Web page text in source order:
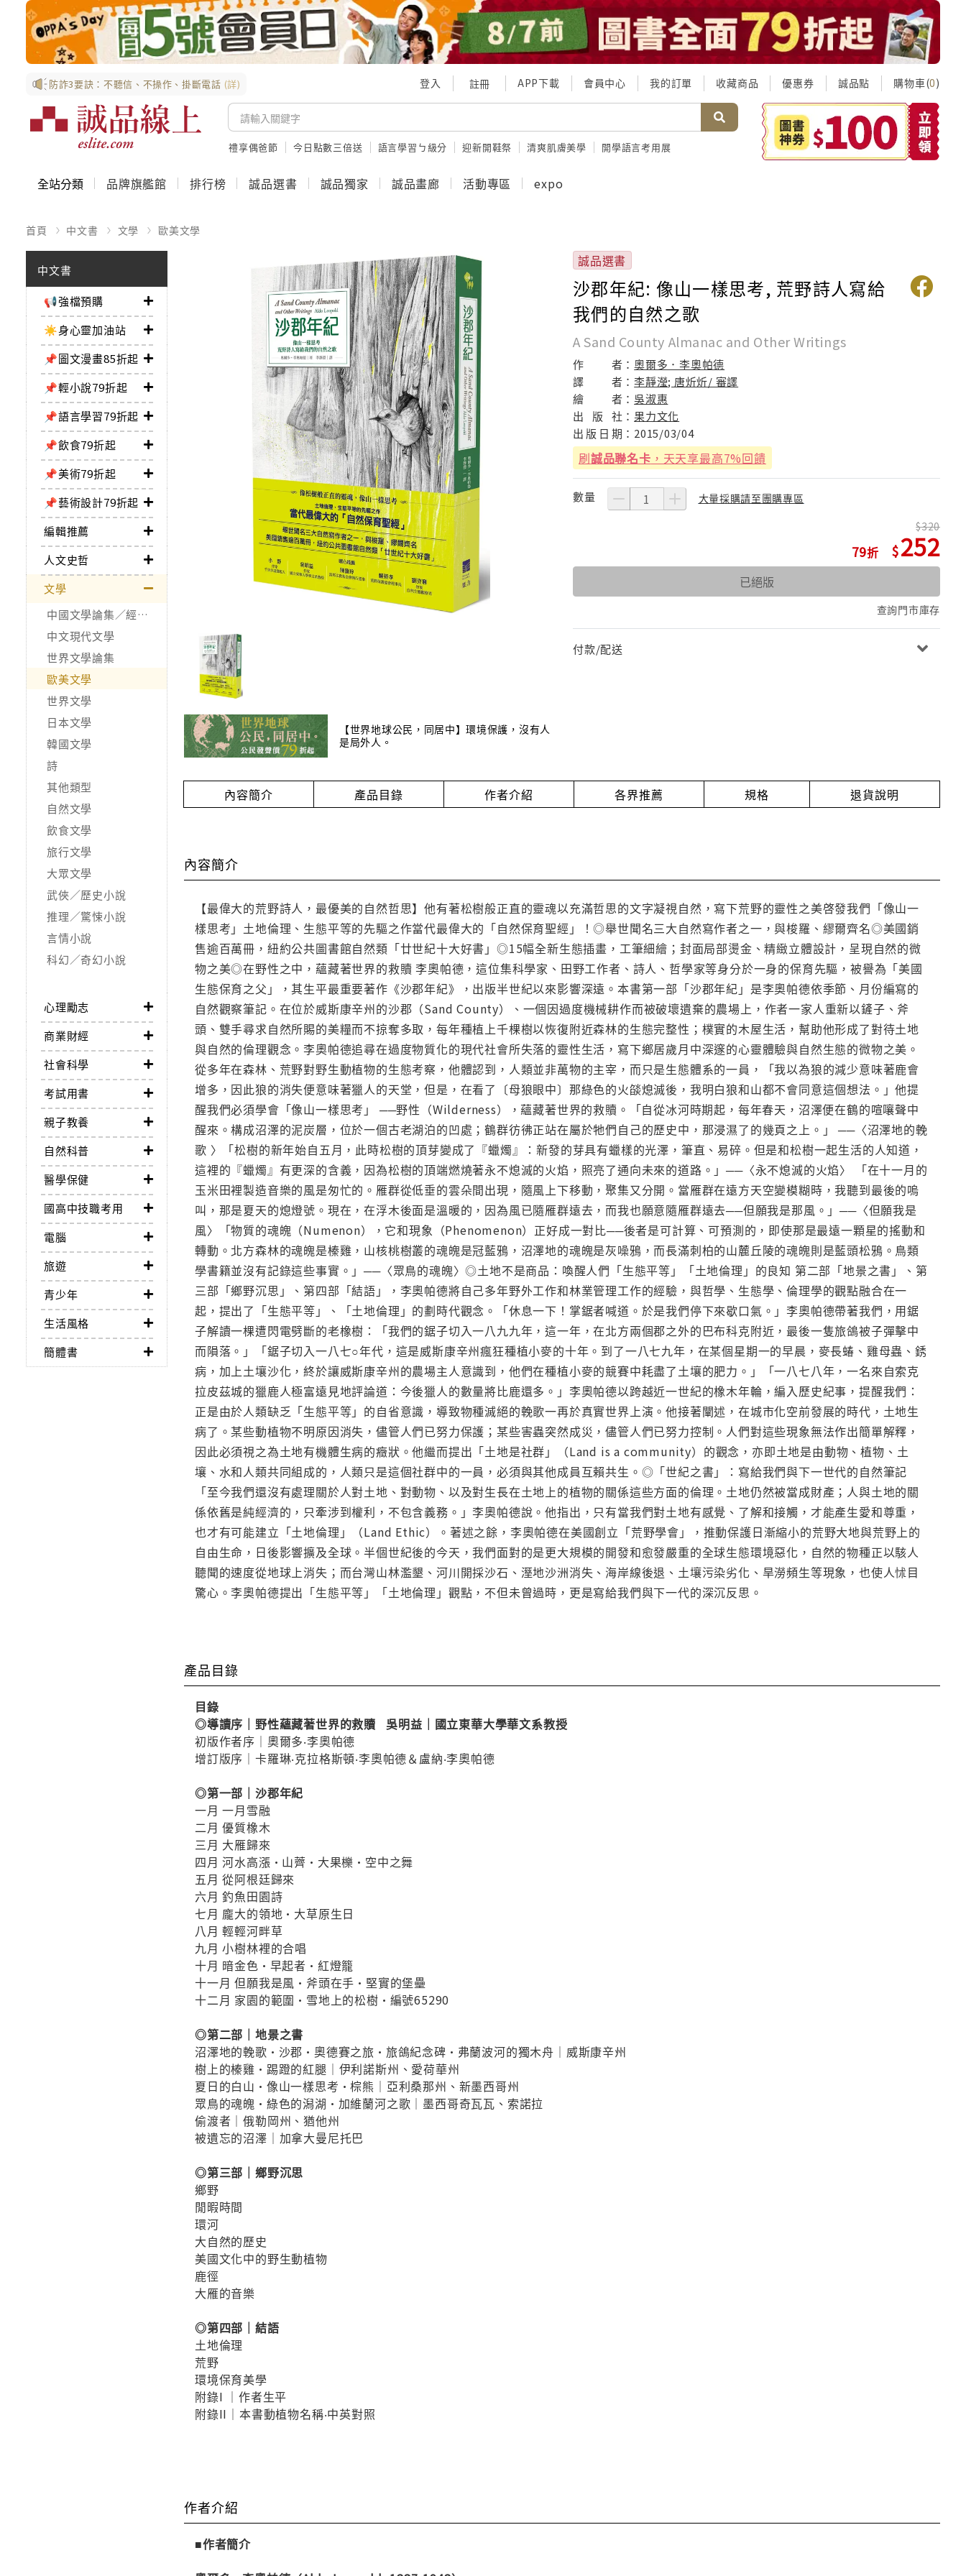
防詐3要訣：不聽信、不操作、掛斷電話 (詳) 登入 註冊 APP下載 會員中心 我的訂單 收藏商品 優惠券 誠品點 購物車(0)
禮享偶爸節 今日點數三倍送 語言學習ㄅ級分 迎新開鞋祭 清爽肌膚美學 開學語言考用展
全站分類 品牌旗艦館 排行榜 誠品選書 誠品獨家 誠品畫廊 活動專區 expo
首頁 中文書 文學 歐美文學
中文書
📢強檔預購
☀️身心靈加油站
📌圖文漫畫85折起
📌輕小說79折起
📌語言學習79折起
📌飲食79折起
📌美術79折起
📌藝術設計79折起
編輯推薦
人文史哲
文學
中國文學論集／經典作品
中文現代文學
世界文學論集
歐美文學
世界文學
日本文學
韓國文學
詩
其他類型
自然文學
飲食文學
旅行文學
大眾文學
武俠／歷史小說
推理／驚悚小說
言情小說
科幻／奇幻小說
心理勵志
商業財經
社會科學
考試用書
親子教養
自然科普
醫學保健
國高中技職考用
電腦
旅遊
青少年
生活風格
簡體書
【世界地球公民，同居中】環境保護，沒有人
是局外人。
誠品選書
沙郡年紀: 像山一樣思考, 荒野詩人寫給
我們的自然之歌
A Sand County Almanac and Other Writings
作 者：奧爾多．李奧帕德
譯
者：李靜瀅; 唐炘炘/ 審譯
繪
者：吳淑惠
出
版 社： 果力文化
出 版 日 期： 2015/03/04
刷誠品聯名卡 ，天天享最高7%回饋
數量 大量採購請至團購專區
79
320
252
已絕版
查詢門市庫存
付款/配送
內容簡介 產品目錄 作者介紹 各界推薦 規格 退貨說明
內容簡介
【最偉大的荒野詩人，最優美的自然哲思】他有著松樹般正直的靈魂以充滿哲思的文字凝視自然，寫下荒野的靈性之美啓發我們「像山一
樣思考」土地倫理、生態平等的先驅之作當代最偉大的「自然保育聖經」！◎舉世聞名三大自然寫作者之一，與梭羅、繆爾齊名◎美國銷
售逾百萬冊，紐約公共圖書館自然類「廿世紀十大好書」◎15幅全新生態插畫，工筆細繪；封面局部燙金、精緻立體設計，呈現自然的微
物之美◎在野性之中，蘊藏著世界的救贖 李奧帕德，這位集科學家、田野工作者、詩人、哲學家等身分於一身的保育先驅，被譽為「美國
生態保育之父」，其生平最重要著作《沙郡年紀》，出版半世紀以來影響深遠。本書第一部「沙郡年紀」是李奧帕德依季節、月份編寫的
自然觀察筆記。在位於威斯康辛州的沙郡（Sand County）、一個因過度機械耕作而被破壞遺棄的農場上，作者一家人重新以鏟子、斧
頭、雙手尋求自然所賜的美糧而不掠奪多取，每年種植上千棵樹以恢復附近森林的生態完整性；樸實的木屋生活，幫助他形成了對待土地
與自然的倫理觀念。李奧帕德追尋在過度物質化的現代社會所失落的靈性生活，寫下鄉居歲月中深邃的心靈體驗與自然生態的微物之美。
從多年在森林、荒野對野生動植物的生態考察，他體認到，人類並非萬物的主宰，而只是生態體系的一員，「我以為狼的減少意味著鹿會
增多，因此狼的消失便意味著獵人的天堂，但是，在看了〔母狼眼中〕那綠色的火燄熄滅後，我明白狼和山都不會同意這個想法。」他提
醒我們必須學會「像山一樣思考」 ──野性（Wilderness），蘊藏著世界的救贖。「自從冰河時期起，每年春天，沼澤便在鶴的喧嚷聲中
醒來。構成沼澤的泥炭層，位於一個古老湖泊的凹處；鶴群彷彿正站在屬於牠們自己的歷史中，那浸濕了的幾頁之上。」 ──〈沼澤地的輓
歌 〉「松樹的新年始自五月，此時松樹的頂芽變成了『蠟燭』：新發的芽具有蠟樣的光澤，筆直、易碎。但是和松樹一起生活的人知道，
這裡的『蠟燭』有更深的含義，因為松樹的頂端燃燒著永不熄滅的火焰，照亮了通向未來的道路。」──〈永不熄滅的火焰〉 「在十一月的
玉米田裡製造音樂的風是匆忙的。雁群從低垂的雲朵間出現，隨風上下移動，聚集又分開。當雁群在遠方天空變模糊時，我聽到最後的嗚
叫，那是夏天的熄燈號。現在，在浮木後面是溫暖的，因為風已隨雁群遠去，而我也願意隨雁群遠去──但願我是那風。」──〈但願我是
風〉「物質的魂魄（Numenon），它和現象（Phenomenon）正好成一對比──後者是可計算、可預測的，即使那是最遠一顆星的搖動和
轉動。北方森林的魂魄是榛雞，山核桃樹叢的魂魄是冠藍鴉，沼澤地的魂魄是灰噪鴉，而長滿刺柏的山麓丘陵的魂魄則是藍頭松鴉。鳥類
學書籍並沒有記錄這些事實。」──〈眾鳥的魂魄〉◎土地不是商品：喚醒人們「生態平等」「土地倫理」的良知 第二部「地景之書」、第
三部「鄉野沉思」、第四部「結語」，李奧帕德將自己多年野外工作和林業管理工作的經驗，與哲學、生態學、倫理學的觀點融合在一
起，提出了「生態平等」、「土地倫理」的劃時代觀念。「休息一下！掌鋸者喊道。於是我們停下來歇口氣。」李奧帕德帶著我們，用鋸
子解讀一棵遭閃電劈斷的老橡樹：「我們的鋸子切入一八九九年，這一年，在北方兩個郡之外的巴布科克附近，最後一隻旅鴿被子彈擊中
而隕落。」「鋸子切入一八七○年代，這是威斯康辛州瘋狂種植小麥的十年。到了一八七九年，在某個星期一的早晨，麥長蝽、雞母蟲、銹
病，加上土壤沙化，終於讓威斯康辛州的農場主人意識到，他們在種植小麥的競賽中耗盡了土壤的肥力。」「一八七八年，一名來自索克
拉皮茲城的獵鹿人極富遠見地評論道：今後獵人的數量將比鹿還多。」李奧帕德以跨越近一世紀的橡木年輪，編入歷史紀事，提醒我們：
正是由於人類缺乏「生態平等」的自省意識，導致物種滅絕的輓歌一再於真實世界上演。他接著闡述，在城市化空前發展的時代，土地生
病了。某些動植物不明原因消失，儘管人們已努力保護；某些害蟲突然成災，儘管人們已努力控制。人們對這些現象無法作出簡單解釋，
因此必須視之為土地有機體生病的癥狀。他繼而提出「土地是社群」（Land is a community）的觀念，亦即土地是由動物、植物、土
壤、水和人類共同組成的，人類只是這個社群中的一員，必須與其他成員互賴共生。◎「世紀之書」：寫給我們與下一世代的自然筆記
「至今我們還沒有處理關於人對土地、對動物、以及對生長在土地上的植物的關係這些方面的倫理。土地仍然被當成財產；人與土地的關
係依舊是純經濟的，只牽涉到權利，不包含義務。」李奧帕德說。他指出，只有當我們對土地有感覺、了解和接觸，才能產生愛和尊重，
也才有可能建立「土地倫理」（Land Ethic）。著述之餘，李奧帕德在美國創立「荒野學會」，推動保護日漸縮小的荒野大地與荒野上的
自由生命，日後影響擴及全球。半個世紀後的今天，我們面對的是更大規模的開發和愈發嚴重的全球生態環境惡化，自然的物種正以駭人
聽聞的速度從地球上消失；而台灣山林濫墾、河川開採沙石、溼地沙洲消失、海岸線後退、土壤污染劣化、旱澇頻生等現象，也使人怵目
驚心。李奧帕德提出「生態平等」「土地倫理」觀點，不但未曾過時，更是寫給我們與下一代的深沉反思。
產品目錄
目錄
◎導讀序｜野性蘊藏著世界的救贖 吳明益｜國立東華大學華文系教授
初版作者序｜奧爾多‧李奧帕德
增訂版序｜卡羅琳‧克拉格斯頓‧李奧帕德＆盧納‧李奧帕德
◎第一部｜沙郡年紀
一月 一月雪融
二月 優質橡木
三月 大雁歸來
四月 河水高漲•山薺•大果櫟•空中之舞
五月 從阿根廷歸來
六月 釣魚田園詩
七月 龐大的領地•大草原生日
八月 輕輕河畔草
九月 小樹林裡的合唱
十月 暗金色•早起者•紅燈籠
十一月 但願我是風•斧頭在手•堅實的堡壘
十二月 家園的範圍•雪地上的松樹•編號65290
◎第二部｜地景之書
沼澤地的輓歌•沙郡•奧德賽之旅•旅鴿紀念碑•弗蘭波河的獨木舟｜威斯康辛州
樹上的榛雞•踢蹬的紅腿｜伊利諾斯州、愛荷華州
夏日的白山•像山一樣思考•棕熊｜亞利桑那州、新墨西哥州
眾鳥的魂魄•綠色的潟湖•加維蘭河之歌｜墨西哥奇瓦瓦、索諾拉
偷渡者｜俄勒岡州、猶他州
被遺忘的沼澤｜加拿大曼尼托巴
◎第三部｜鄉野沉思
鄉野
閒暇時間
環河
大自然的歷史
美國文化中的野生動植物
鹿徑
大雁的音樂
◎第四部｜結語
土地倫理
荒野
環境保育美學
附錄I ｜作者生平
附錄II｜本書動植物名稱‧中英對照
作者介紹
■作者簡介